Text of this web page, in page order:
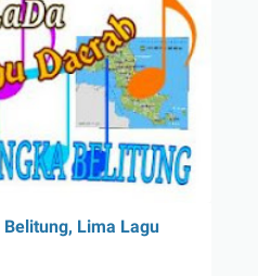
Lima Lagu